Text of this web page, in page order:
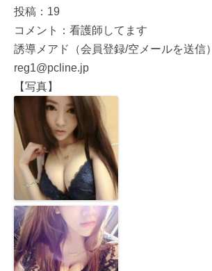
投稿：19
コメント：看護師してます
誘導メアド（会員登録/空メールを送信
reg1@pcline.jp
【写真】